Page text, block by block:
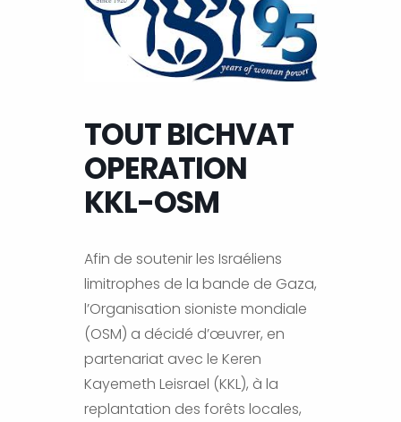
TOUT BICHVAT
OPERATION
KKL-OSM
Afin de soutenir les Israéliens
limitrophes de la bande de Gaza,
l’Organisation sioniste mondiale
(OSM) a décidé d’œuvrer, en
partenariat avec le Keren
Kayemeth Leisrael (KKL), à la
replantation des forêts locales,